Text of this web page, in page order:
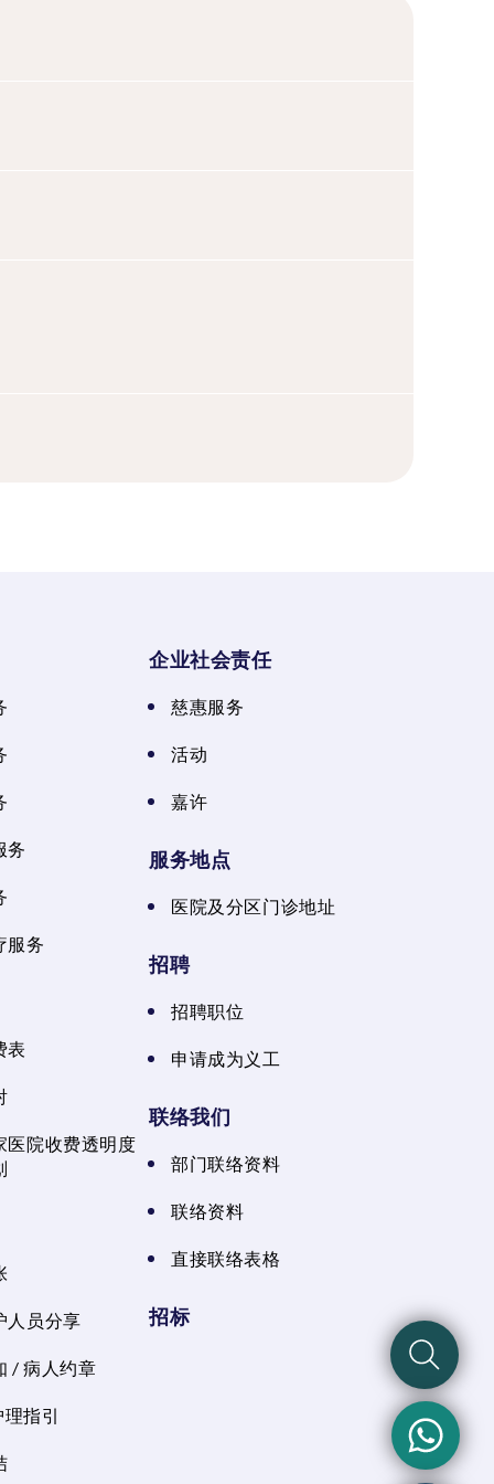
务
服务
表
医院收费透明度
人员分享
/ 病人约章
指引
企业社会责任
慈惠服务
活动
嘉许
服务地点
医院及分区门诊地址
招聘
招聘职位
申请成为义工
联络我们
部门联络资料
联络资料
直接联络表格
招标